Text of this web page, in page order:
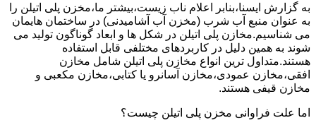
به گزارش ایسنا،بنابر اعلام ناب زیست،بیشتر ما،مخزن پلی اتیلن را
به عنوان منبع آب شرب (مخزن آب آشامیدنی) در ساختمان هایمان
می شناسیم.مخازن پلی اتیلن در شکل ها و ابعاد گوناگون تولید می
شوند به همین دلیل در کاربردهای مختلفی قابل استفاده
هستند.متداول ترین انواع مخازن پلی اتیلن شامل مخازن
افقی،مخازن عمودی،مخازن آسانرو یا کتابی،مخازن مکعبی و
مخازن قیفی هستند.
اما علت فراوانی مخزن پلی اتیلن چیست؟